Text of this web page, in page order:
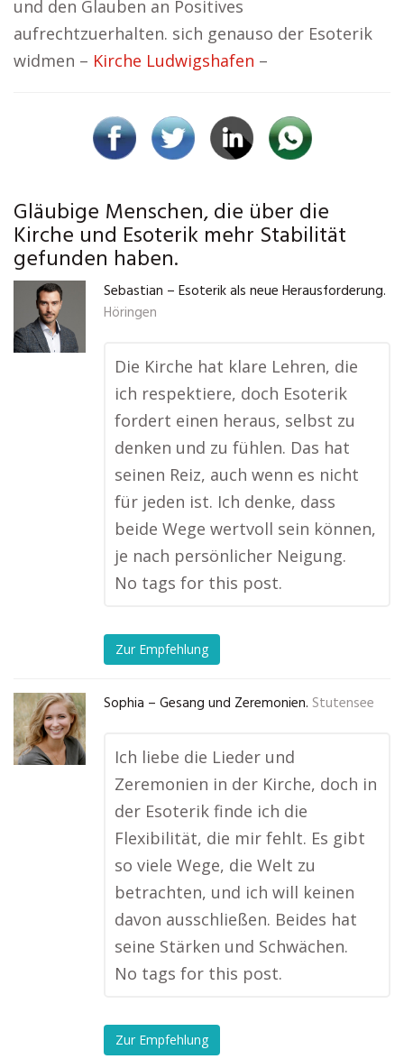
und den Glauben an Positives
aufrechtzuerhalten. sich genauso der Esoterik
widmen – Kirche Ludwigshafen –
Gläubige Menschen, die über die
Kirche und Esoterik mehr Stabilität
gefunden haben.
Sebastian – Esoterik als neue Herausforderung.
Höringen
Die Kirche hat klare Lehren, die
ich respektiere, doch Esoterik
fordert einen heraus, selbst zu
denken und zu fühlen. Das hat
seinen Reiz, auch wenn es nicht
für jeden ist. Ich denke, dass
beide Wege wertvoll sein können,
je nach persönlicher Neigung.
No tags for this post.
Zur Empfehlung
Sophia – Gesang und Zeremonien. Stutensee
Ich liebe die Lieder und
Zeremonien in der Kirche, doch in
der Esoterik finde ich die
Flexibilität, die mir fehlt. Es gibt
so viele Wege, die Welt zu
betrachten, und ich will keinen
davon ausschließen. Beides hat
seine Stärken und Schwächen.
No tags for this post.
Zur Empfehlung